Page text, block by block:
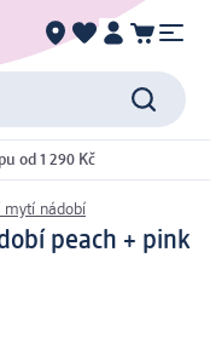
od 1 290 Kč
mytí nádobí
peach + pink